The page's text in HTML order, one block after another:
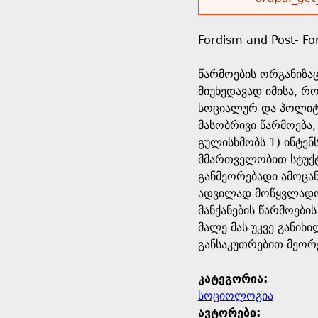
r
s
e
h
e
r
e
o
r
m
e
s
s
a
g
e
Fordism and Post-
წარმოების
მიუხედავად იმისა,
სოციალურ და
მასობრივი
გულისხმობს 1)
მმართველობით
განმეორებადი
ადვილად
მანქანების
მალე მას უკვე
განსაკუთრებით
კატეგორია:
სოციოლოგია
ავტორები: